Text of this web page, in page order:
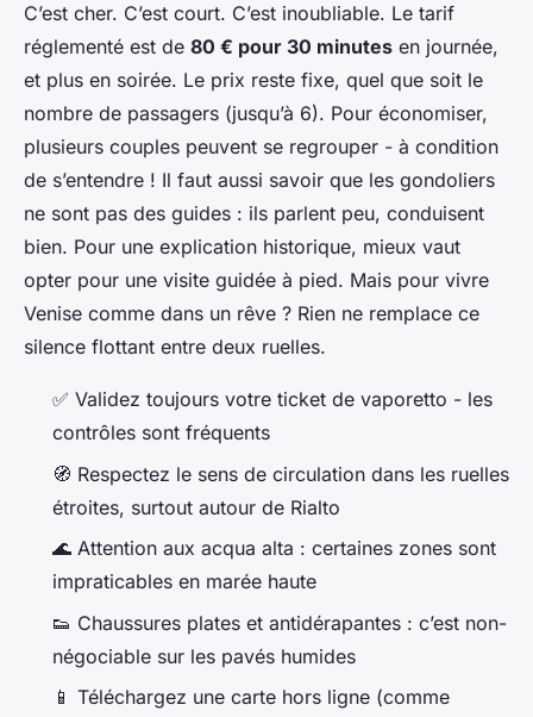
C’est cher. C’est court. C’est inoubliable. Le tarif
réglementé est de 80 € pour 30 minutes en journée,
et plus en soirée. Le prix reste fixe, quel que soit le
nombre de passagers (jusqu’à 6). Pour économiser,
plusieurs couples peuvent se regrouper - à condition
de s’entendre ! Il faut aussi savoir que les gondoliers
ne sont pas des guides : ils parlent peu, conduisent
bien. Pour une explication historique, mieux vaut
opter pour une visite guidée à pied. Mais pour vivre
Venise comme dans un rêve ? Rien ne remplace ce
silence flottant entre deux ruelles.
✅ Validez toujours votre ticket de vaporetto - les
contrôles sont fréquents
🧭 Respectez le sens de circulation dans les ruelles
étroites, surtout autour de Rialto
🌊 Attention aux acqua alta : certaines zones sont
impraticables en marée haute
👟 Chaussures plates et antidérapantes : c’est non-
négociable sur les pavés humides
📱 Téléchargez une carte hors ligne (comme